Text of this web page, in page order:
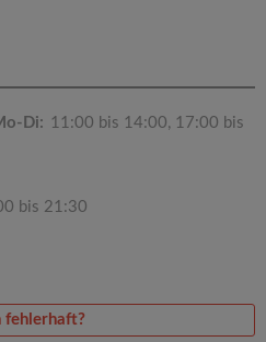
Di: 11:00 bis 14:00, 17:00 bis
bis 21:30
fehlerhaft?